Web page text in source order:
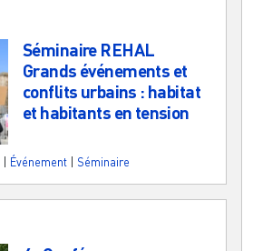
Séminaire REHAL
Grands événements et
conflits urbains : habitat
et habitants en tension
Événement Séminaire